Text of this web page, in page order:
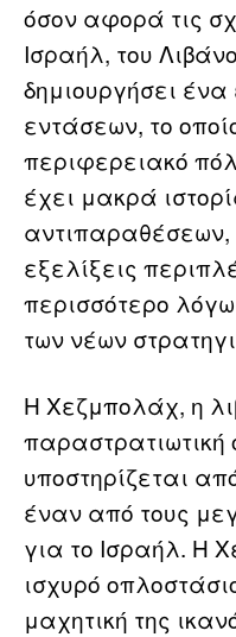
όσον αφορά τις
Ισραήλ, του
δημιουργήσει ένα
εντάσεων, το
περιφερειακό
έχει μακρά
εξελίξεις
περισσότερο
των νέων
Η Χεζμπολάχ, η
υποστηρίζεται
έναν από τους
για το Ισραήλ. Η
ισχυρό
μαχητική της